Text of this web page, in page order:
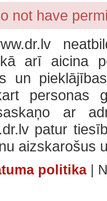
not have
arī aicina
un
personas
ar
patur
aizskarošus
politika|